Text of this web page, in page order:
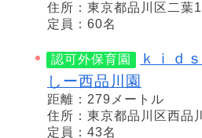
住所：東京都品川区二葉
定員：60名
認可外保育園
ｋｉｄ
しー西品川園
距離：279メートル
住所：東京都品川区西品
定員：43名